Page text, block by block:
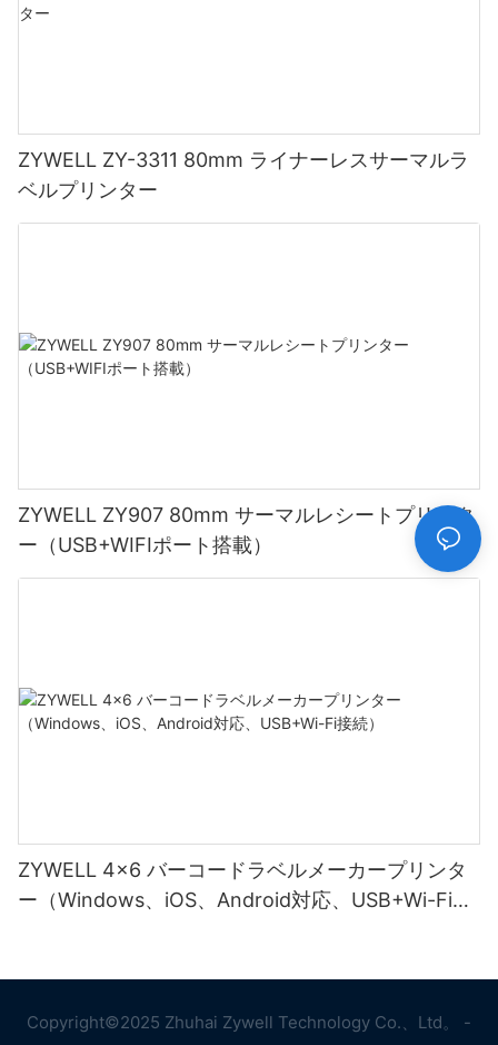
ZYWELL ZY-3311 80mm ライナーレスサーマルラ
ベルプリンター
ZYWELL ZY907 80mm サーマルレシートプリンタ
ー（USB+WIFIポート搭載）
ZYWELL 4x6 バーコードラベルメーカープリンタ
ー（Windows、iOS、Android対応、USB+Wi-Fi接
Copyright©2025 Zhuhai Zywell Technology Co.、Ltd。 -